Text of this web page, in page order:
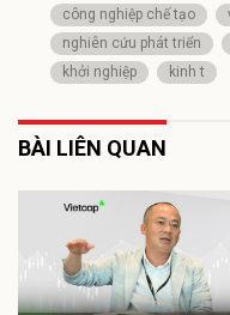
công nghiệp chế tạo
nghiên cứu phát triển
khởi nghiệp
kinh t
BÀI LIÊN QUAN